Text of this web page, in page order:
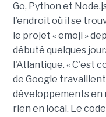
Go, Python et
l'endroit où il se
le projet « emoji »
débuté quelques
l'Atlantique. « C'est
de Google
développements en
rien en local. Le